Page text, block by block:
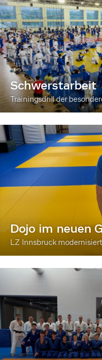
Schwerstarbeit
Trainingsdrill der
Dojo im neuen
LZ Innsbruck